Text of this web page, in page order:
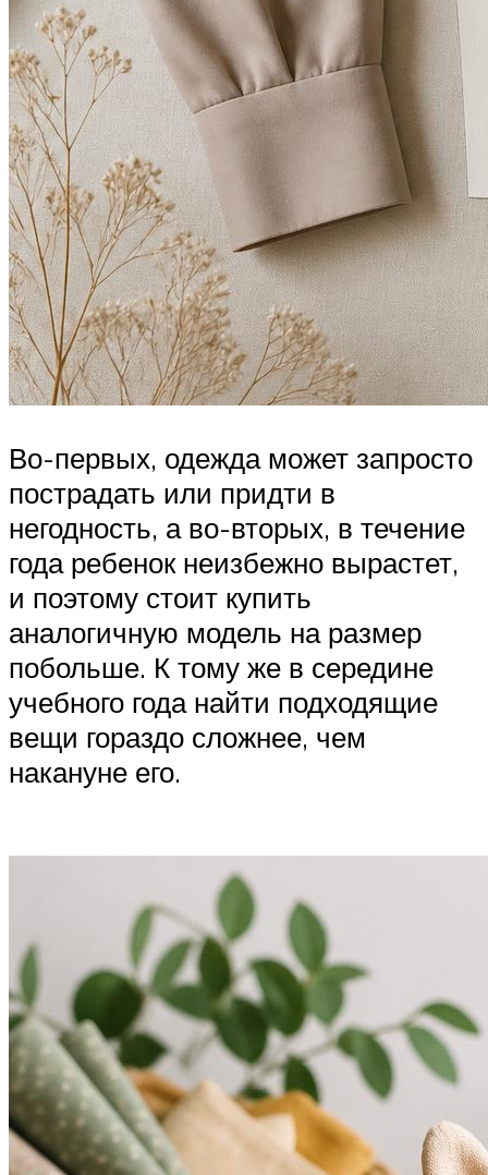
Во-первых, одежда может запросто
пострадать или придти в
негодность, а во-вторых, в течение
года ребенок неизбежно вырастет,
и поэтому стоит купить
аналогичную модель на размер
побольше. К тому же в середине
учебного года найти подходящие
вещи гораздо сложнее, чем
накануне его.